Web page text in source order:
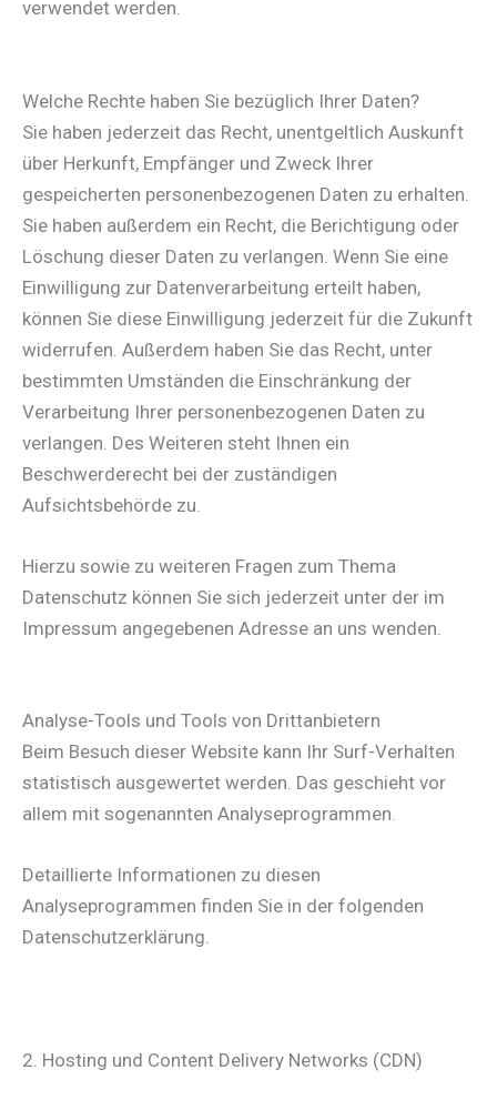
verwendet werden.
Welche Rechte haben Sie bezüglich Ihrer Daten?
Sie haben jederzeit das Recht, unentgeltlich Auskunft
über Herkunft, Empfänger und Zweck Ihrer
gespeicherten personenbezogenen Daten zu erhalten.
Sie haben außerdem ein Recht, die Berichtigung oder
Löschung dieser Daten zu verlangen. Wenn Sie eine
Einwilligung zur Datenverarbeitung erteilt haben,
können Sie diese Einwilligung jederzeit für die Zukunft
widerrufen. Außerdem haben Sie das Recht, unter
bestimmten Umständen die Einschränkung der
Verarbeitung Ihrer personenbezogenen Daten zu
verlangen. Des Weiteren steht Ihnen ein
Beschwerderecht bei der zuständigen
Aufsichtsbehörde zu.
Hierzu sowie zu weiteren Fragen zum Thema
Datenschutz können Sie sich jederzeit unter der im
Impressum angegebenen Adresse an uns wenden.
Analyse-Tools und Tools von Dritt­anbietern
Beim Besuch dieser Website kann Ihr Surf-Verhalten
statistisch ausgewertet werden. Das geschieht vor
allem mit sogenannten Analyseprogrammen.
Detaillierte Informationen zu diesen
Analyseprogrammen finden Sie in der folgenden
Datenschutzerklärung.
2. Hosting und Content Delivery Networks (CDN)